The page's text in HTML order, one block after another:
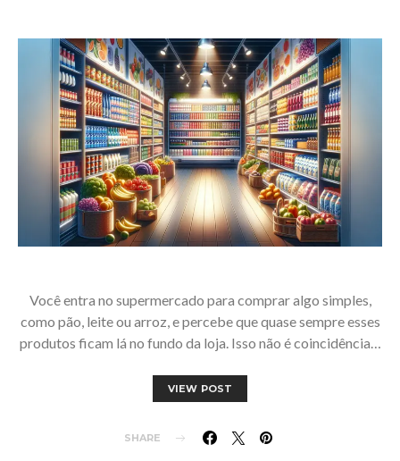
Você entra no supermercado para comprar algo simples,
como pão, leite ou arroz, e percebe que quase sempre esses
produtos ficam lá no fundo da loja. Isso não é coincidência…
VIEW POST
SHARE